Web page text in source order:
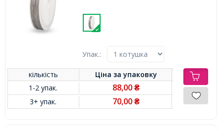
Упак.:
кількість Ціна заупаковку
1-2 упак.
88,00₴
3+ упак. 70,00₴